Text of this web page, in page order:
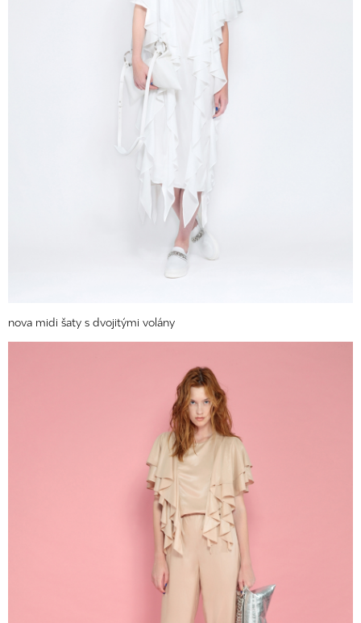
nova midi šaty s dvojitými volány